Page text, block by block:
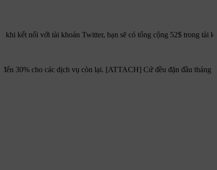
kết nối với tài khoản Twitter, bạn sẽ có tổng cộng 52$
30% cho các dịch vụ còn lại. [ATTACH] Cứ đều đặn đầu